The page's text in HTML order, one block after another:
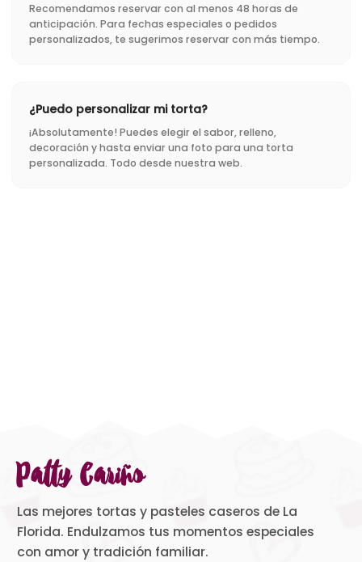
Recomendamos reservar con al menos 48 horas de
anticipación. Para fechas especiales o pedidos
personalizados, te sugerimos reservar con más tiempo.
¿Puedo personalizar mi torta?
¡Absolutamente! Puedes elegir el sabor, relleno,
decoración y hasta enviar una foto para una torta
personalizada. Todo desde nuestra web.
Patty Cariño
Las mejores tortas y pasteles caseros de La
Florida. Endulzamos tus momentos especiales
con amor y tradición familiar.